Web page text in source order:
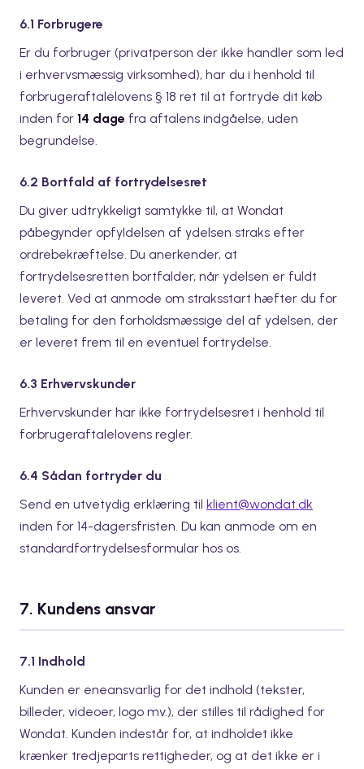
6.1 Forbrugere
Er du forbruger (privatperson der ikke handler som led
i erhvervsmæssig virksomhed), har du i henhold til
forbrugeraftalelovens § 18 ret til at fortryde dit køb
inden for 14 dage fra aftalens indgåelse, uden
begrundelse.
6.2 Bortfald af fortrydelsesret
Du giver udtrykkeligt samtykke til, at Wondat
påbegynder opfyldelsen af ydelsen straks efter
ordrebekræftelse. Du anerkender, at
fortrydelsesretten bortfalder, når ydelsen er fuldt
leveret. Ved at anmode om straksstart hæfter du for
betaling for den forholdsmæssige del af ydelsen, der
er leveret frem til en eventuel fortrydelse.
6.3 Erhvervskunder
Erhvervskunder har ikke fortrydelsesret i henhold til
forbrugeraftalelovens regler.
6.4 Sådan fortryder du
Send en utvetydig erklæring til klient@wondat.dk
inden for 14-dagersfristen. Du kan anmode om en
standardfortrydelsesformular hos os.
7. Kundens ansvar
7.1 Indhold
Kunden er eneansvarlig for det indhold (tekster,
billeder, videoer, logo mv.), der stilles til rådighed for
Wondat. Kunden indestår for, at indholdet ikke
krænker tredjeparts rettigheder, og at det ikke er i